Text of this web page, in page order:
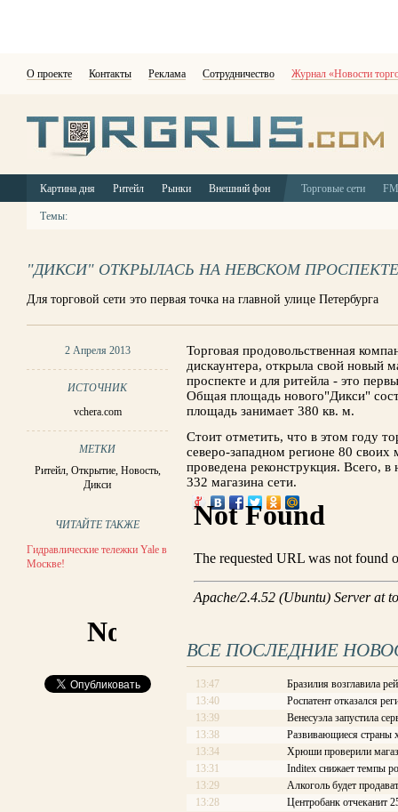
О проекте Контакты Реклама Сотрудничество Журнал «Новости
Картина дня Ритейл Рынки Внешний фон Торговые сети
Темы:
"ДИКСИ" ОТКРЫЛАСЬ НА НЕВСКОМ ПРОСПЕКТЕ
Для торговой сети это первая точка на главной улице Петербурга
2 Апреля 2013
ИСТОЧНИК
vchera.com
МЕТКИ
Ритейл, Открытие, Новость,
Дикси
ЧИТАЙТЕ ТАКЖЕ
Гидравлические тележки Yale в
Москве!
Торговая продовольственная
дискаунтера, открыла свой новый
проспекте и для ритейла - это
Общая площадь нового"Дикси"
площадь занимает 380 кв. м.
Стоит отметить, что в этом году
северо-западном регионе 80 своих
проведена реконструкция. Всего,
332 магазина сети.
ВСЕ ПОСЛЕДНИЕ
13:47
Бразилия возглавила
13:40
Роспатент отказался
13:39
Венесуэла запустила
13:38
Развивающиеся страны
13:34
Хрюши проверили
13:31
Inditex снижает темпы
13:29
Алкоголь будет
13:28
Центробанк отчеканит